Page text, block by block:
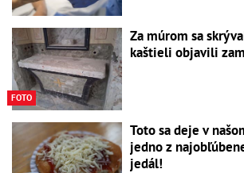
FOTO
Za múrom sa
kaštieli objavili
Toto sa deje v
jedno z
jedál!